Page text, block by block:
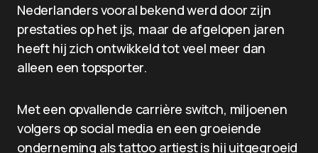
Nederlanders vooral bekend werd door zijn
prestaties op het ijs, maar de afgelopen jaren
heeft hij zich ontwikkeld tot veel meer dan
alleen een topsporter.
Met een opvallende carrière switch, miljoenen
volgers op social media en een groeiende
onderneming als tattoo artiest is hij uitgegroeid